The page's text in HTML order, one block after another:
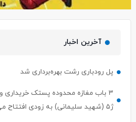
آخرین اخبار
پل رودباری رشت بهره‌برداری شد
۳ باب مغازه محدوده پستک
ژ۵ (شهید سلیمانی) به زودی افتتاح می‌شود